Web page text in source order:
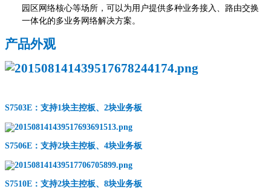
园区网络核心等场所，可以为用户提供多种业务接入、路由交换
一体化的多业务网络解决方案。
产品外观
S7503E：支持1块主控板、2块业务板
S7506E：支持2块主控板、4块业务板
S7510E：支持2块主控板、8块业务板